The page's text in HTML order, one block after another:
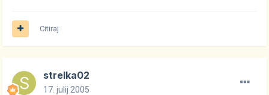
Citiraj
strelka02
17. julij 2005